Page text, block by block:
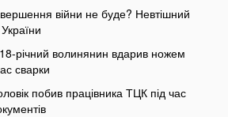
війни не буде? Невтішний
річний волинянин вдарив ножем
сварки
побив працівника ТЦК під час